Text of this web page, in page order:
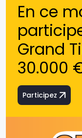
En ce
Grand
30.000
Participez